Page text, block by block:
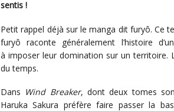
sentis !
Petit rappel déjà sur le manga dit furyô. Ce
furyô raconte généralement l’histoire
à imposer leur domination sur un territoire.
du temps.
Dans Wind Breaker, dont deux tomes
Haruka Sakura préfère faire passer la